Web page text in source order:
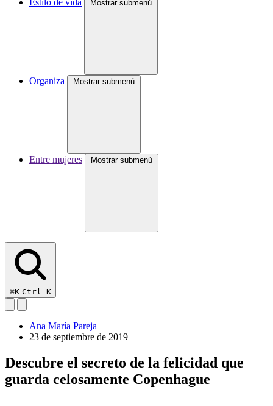
Estilo de vida Mostrar submenú
Organiza Mostrar submenú
Entre mujeres Mostrar submenú
⌘K Ctrl K
Ana María Pareja
23 de septiembre de 2019
Descubre el secreto de la felicidad que
guarda celosamente Copenhague